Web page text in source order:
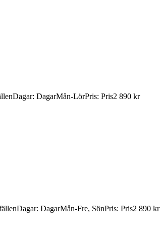
Dagar: DagarMån-LörPris: Pris2 890 kr
Dagar: DagarMån-Fre, SönPris: Pris2 890 kr